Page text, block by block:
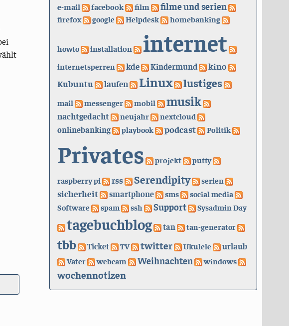
e-mail
facebook film filme und serien
firefox google Helpdesk homebanking
howto installation internet
internetsperren kde Kindermund
kino
Kubuntu
laufen Linux lustiges
mail messenger mobil musik
nachtgedacht neujahr nextcloud
onlinebanking playbook podcast Politik
Privates projekt putty
raspberry pi rss Serendipity serien
sicherheit smartphone sms
social media
Software
spam ssh Support Sysadmin Day
tagebuchblog tan tan-generator
tbb Ticket TV twitter Ukulele urlaub
Vater webcam Weihnachten windows
wochennotizen